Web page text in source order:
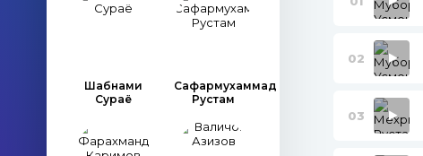
Шабнами
Сураё
Сафармухаммад
Рустам
02
03